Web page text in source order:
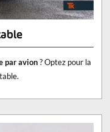
par avion? Optez pour la